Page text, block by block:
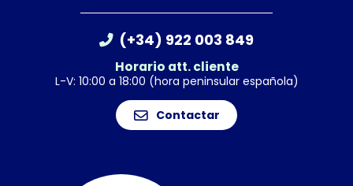
(+34) 922 003 849
Horario att. cliente
L-V: 10:00 a 18:00 (hora peninsular española)
Contactar